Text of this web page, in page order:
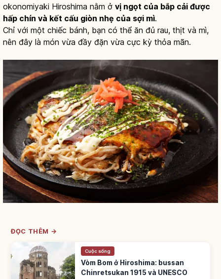
okonomiyaki Hiroshima nằm ở vị ngọt của bắp cải được
hấp chín và kết cấu giòn nhẹ của sợi mì.
Chỉ với một chiếc bánh, bạn có thể ăn đủ rau, thịt và mì,
nên đây là món vừa đầy đặn vừa cực kỳ thỏa mãn.
ĐỌC THÊM →
Cuộc sống
Vòm Bom ở Hiroshima: bussan
Chinretsukan 1915 và UNESCO